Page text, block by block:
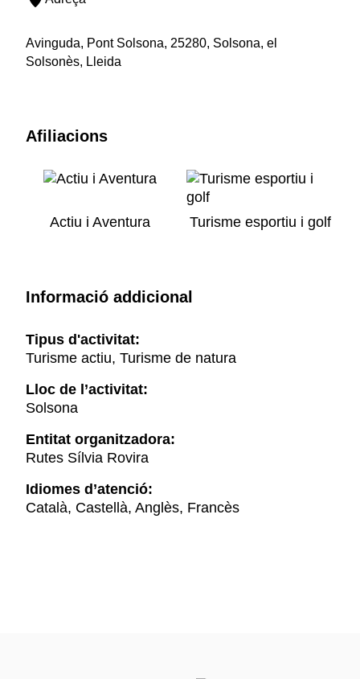
Avinguda, Pont Solsona, 25280, Solsona, el
Solsonès, Lleida
Afiliacions
Actiu i Aventura Turisme esportiu i golf
Informació addicional
Tipus d'activitat:
Turisme actiu, Turisme de natura
Lloc de l’activitat:
Solsona
Entitat organitzadora:
Rutes Sílvia Rovira
Idiomes d’atenció:
Català, Castellà, Anglès, Francès